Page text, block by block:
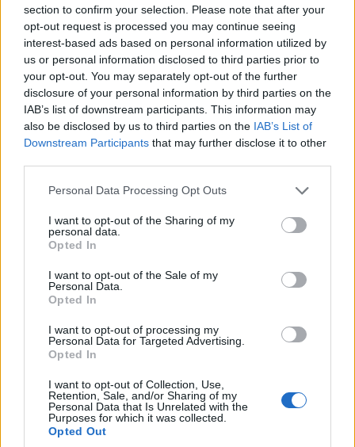
section to confirm your selection. Please note that after your
opt-out request is processed you may continue seeing
interest-based ads based on personal information utilized by
us or personal information disclosed to third parties prior to
your opt-out. You may separately opt-out of the further
disclosure of your personal information by third parties on the
IAB’s list of downstream participants. This information may
also be disclosed by us to third parties on the IAB’s List of
Downstream Participants that may further disclose it to other
Please note that this website/app uses one or more Google
not limited to your visit or usage behaviour. You may click to
grant or deny consent to Google and its third-party tags to
use your data for below specified purposes in below Google
consent section.
Personal Data Processing Opt Outs
I want to opt-out of the Sharing of my
personal data.
Opted In
I want to opt-out of the Sale of my
Personal Data.
Opted In
I want to opt-out of processing my
Personal Data for Targeted Advertising.
Opted In
I want to opt-out of Collection, Use,
Retention, Sale, and/or Sharing of my
Personal Data that Is Unrelated with the
Purposes for which it was collected.
Opted Out
Continua a leggere